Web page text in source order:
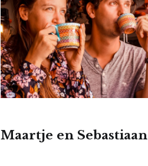
Maartje en Sebastiaan